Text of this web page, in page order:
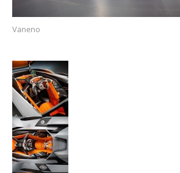
Vaneno